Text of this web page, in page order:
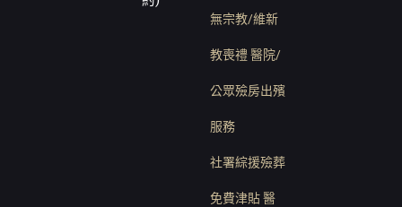
無宗教/維新
教喪禮 醫院/
公眾殮房出殯
服務
社署綜援殮葬
免費津貼 醫